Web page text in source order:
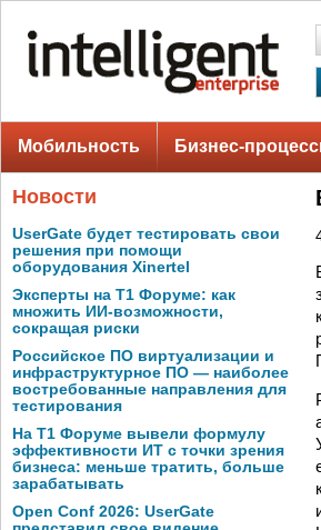
Мобильность Бизнес-
Новости
UserGate будет тестировать свои
решения при помощи
оборудования Xinertel
Эксперты на Т1 Форуме: как
множить ИИ-возможности,
сокращая риски
Российское ПО виртуализации и
инфраструктурное ПО — наиболее
востребованные направления для
тестирования
На Т1 Форуме вывели формулу
эффективности ИТ с точки зрения
бизнеса: меньше тратить, больше
зарабатывать
Open Conf 2026: UserGate